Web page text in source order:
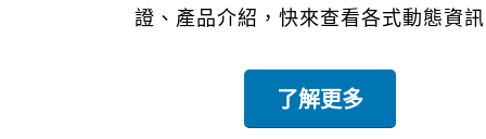
證、產品介紹，快來查看各式動態資
了解更多